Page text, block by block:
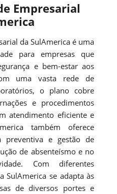
Empresarial
da SulAmerica é uma
para empresas que
e bem-estar aos
uma vasta rede de
o plano cobre
e procedimentos
atendimento eficiente e
também oferece
preventiva e gestão de
de absenteísmo e no
Com diferentes
SulAmerica se adapta às
de diversos portes e